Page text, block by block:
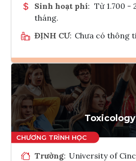
Sinh hoạt phí: Từ 1.700 -
tháng.
ĐỊNH CƯ: Chưa có thông
Ghi danh
Tham
Toxicology
Trường: University of